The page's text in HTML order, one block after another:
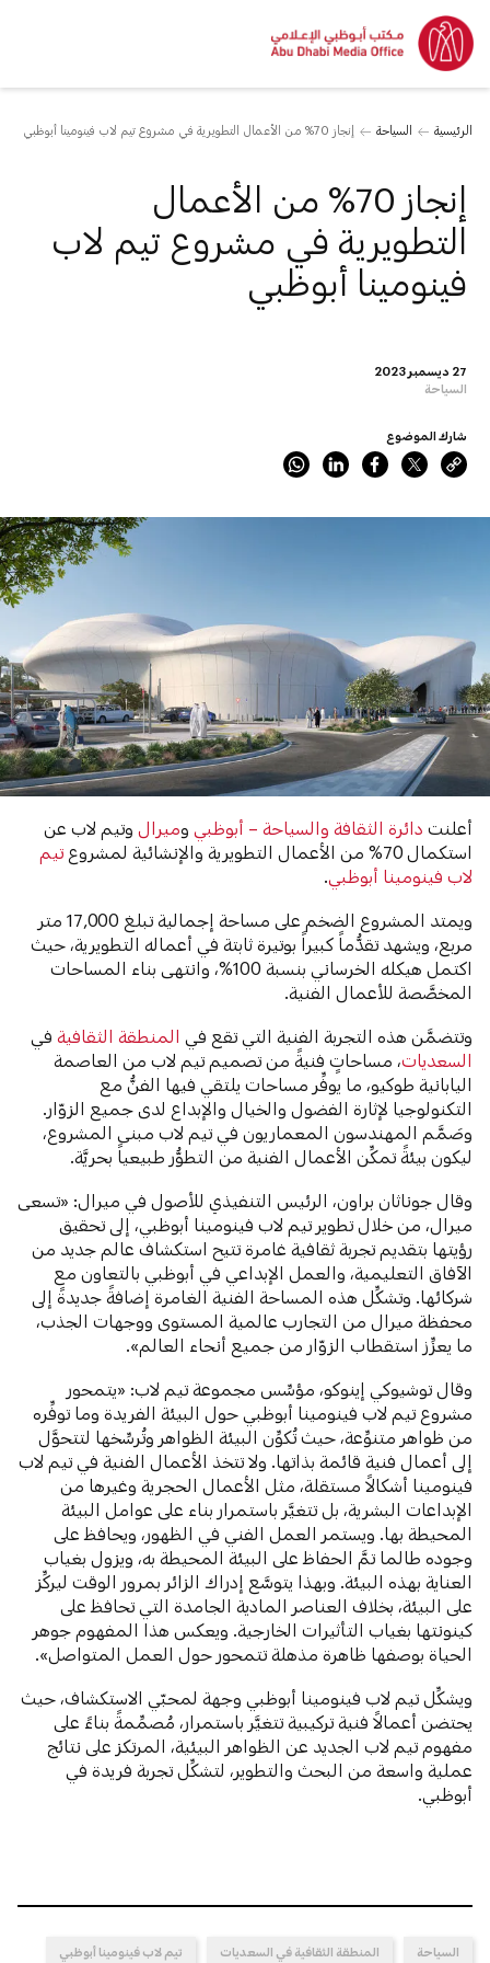
الرئيسية السياحة إنجاز 70% من الأعمال التطويرية في مشروع تيم لاب فينومينا أبوظبي
27 ديسمبر 2023
السياحة
إنجاز 70% من الأعمال
التطويرية في مشروع تيم لاب
فينومينا أبوظبي
شارك الموضوع
أعلنتدائرة الثقافة والسياحة – أبوظبي وميرال وتيم لاب عن
استكمال 70% من الأعمال التطويرية والإنشائية لمشروع
تيم
لاب فينومينا أبوظبي .
ويمتد المشروع الضخم على مساحة إجمالية تبلغ 17,000 متر
مربع، ويشهد تقدُّماً كبيراً بوتيرة ثابتة في أعماله التطويرية، حيث
اكتمل هيكله الخرساني بنسبة 100%، وانتهى بناء المساحات
المخصَّصة للأعمال الفنية.
وتتضمَّن هذه التجربة الفنية التي تقع في المنطقة الثقافيةفي
السعديات، مساحاتٍ فنيةً من تصميم تيم لاب من العاصمة
اليابانية طوكيو، ما يوفِّر مساحات يلتقي فيها الفنُّ مع
التكنولوجيا لإثارة الفضول والخيال والإبداع لدى جميع الزوّار.
وصَمَّم المهندسون المعماريون في تيم لاب مبنى المشروع،
ليكون بيئةً تمكِّن الأعمال الفنية من التطوُّر طبيعياً بحريَّة.
وقال جوناثان براون، الرئيس التنفيذي للأصول في ميرال: «تسعى
ميرال، من خلال تطوير تيم لاب فينومينا أبوظبي، إلى تحقيق
رؤيتها بتقديم تجربة ثقافية غامرة تتيح استكشاف عالم جديد من
الآفاق التعليمية، والعمل الإبداعي في أبوظبي بالتعاون مع
شركائها. وتشكِّل هذه المساحة الفنية الغامرة إضافةً جديدةً إلى
محفظة ميرال من التجارب عالمية المستوى ووجهات الجذب،
ما يعزِّز استقطاب الزوّار من جميع أنحاء العالم».
وقال توشيوكي إينوكو، مؤسِّس مجموعة تيم لاب: «يتمحور
مشروع تيم لاب فينومينا أبوظبي حول البيئة الفريدة وما توفِّره
من ظواهر متنوِّعة، حيث تُكوِّن البيئة الظواهر وتُرسِّخها لتتحوَّل
إلى أعمال فنية قائمة بذاتها. ولا تتخذ الأعمال الفنية في تيم لاب
فينومينا أشكالاً مستقلة، مثل الأعمال الحجرية وغيرها من
الإبداعات البشرية، بل تتغيَّر باستمرار بناء على عوامل البيئة
المحيطة بها. ويستمر العمل الفني في الظهور، ويحافظ على
وجوده طالما تمَّ الحفاظ على البيئة المحيطة به، ويزول بغياب
العناية بهذه البيئة. وبهذا يتوسَّع إدراك الزائر بمرور الوقت ليركِّز
على البيئة، بخلاف العناصر المادية الجامدة التي تحافظ على
كينونتها بغياب التأثيرات الخارجية. ويعكس هذا المفهوم جوهر
الحياة بوصفها ظاهرة مذهلة تتمحور حول العمل المتواصل».
ويشكِّل تيم لاب فينومينا أبوظبي وجهة لمحبّي الاستكشاف، حيث
يحتضن أعمالاً فنية تركيبية تتغيَّر باستمرار، مُصمِّمةً بناءً على
مفهوم تيم لاب الجديد عن الظواهر البيئية، المرتكز على نتائج
عملية واسعة من البحث والتطوير، لتشكِّل تجربة فريدة في
أبوظبي.
السياحة المنطقة الثقافية في السعديات تيم لاب فينومينا أبوظبي